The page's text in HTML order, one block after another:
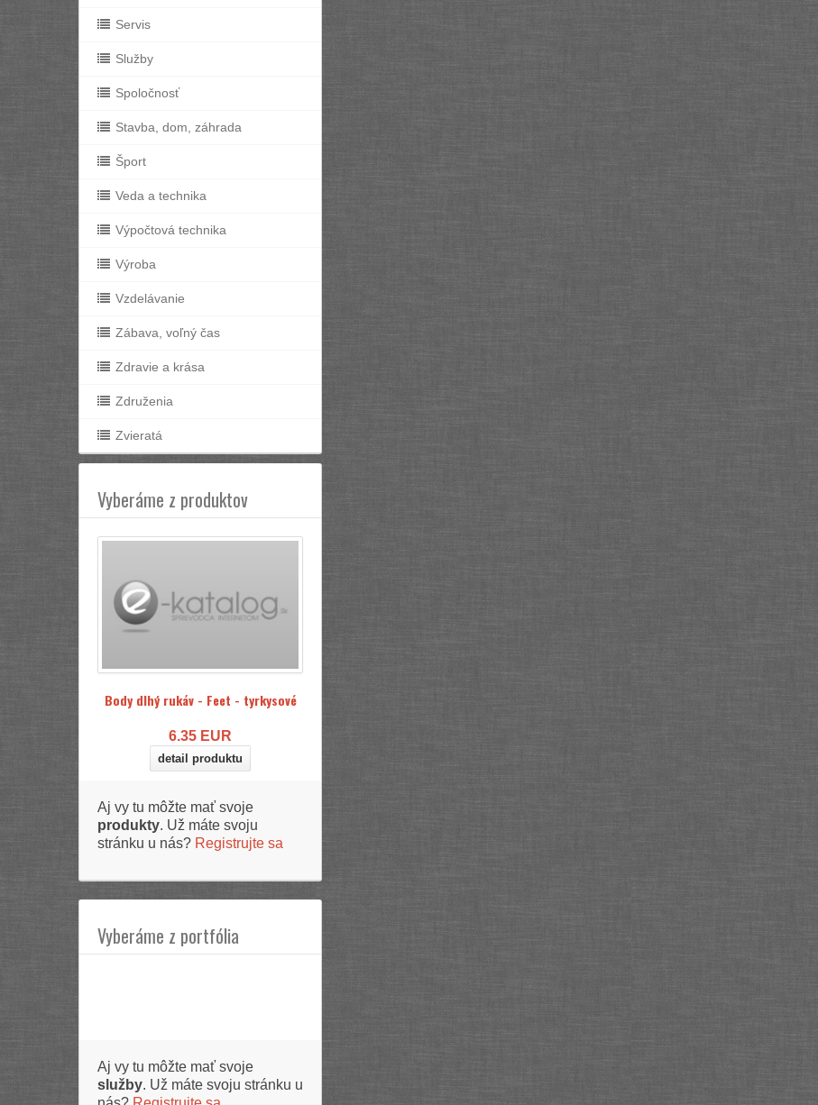
Servis
Služby
Spoločnosť
Stavba, dom, záhrada
Šport
Veda a technika
Výpočtová technika
Výroba
Vzdelávanie
Zábava, voľný čas
Zdravie a krása
Združenia
Zvieratá
Vyberáme z produktov
Body dlhý rukáv - Feet - tyrkysové
6.35 EUR
detail produktu
Aj vy tu môžte mať svoje
produkty. Už máte svoju
stránku u nás? Registrujte sa
Vyberáme z portfólia
Aj vy tu môžte mať svoje
služby. Už máte svoju stránku u